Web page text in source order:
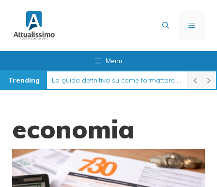
contenuto
MENU
Menu
Trending La guida definitiva su come formattare l’iPhone nel 2026
economia